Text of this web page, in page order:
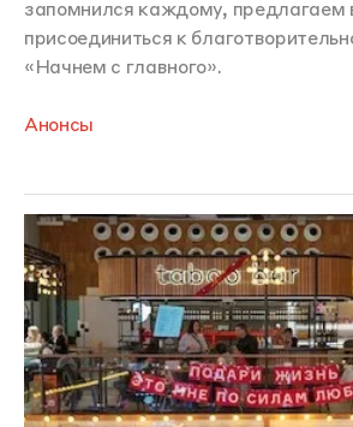
запомнился каждому, предлагаем
присоединиться к
«Начнем с главного».
Анонсы